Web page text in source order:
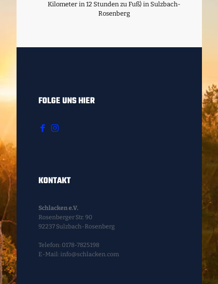
Kilometer in 12 Stunden zu Fuß) in Sulzbach-
Rosenberg
FOLGE UNS HIER
KONTAKT
Schlacken e.V.
Rosenberger Str. 90
92237 Sulzbach-Rosenberg
Telefon: 0178-7825198
E-Mail: info@schlacken.com